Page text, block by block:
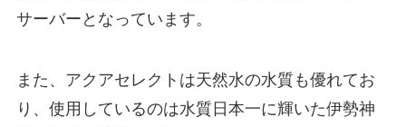
サーバーとなっています。
また、アクアセレクトは天然水の水質も優れてお
り、使用しているのは水質日本一に輝いた伊勢神